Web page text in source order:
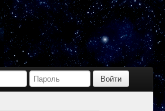
бы в Дискорд не
как бы всё сообщество
инфа самая
= бв нагибатор?